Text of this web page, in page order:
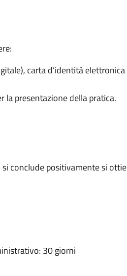
carta d’identità elettronica
presentazione della pratica.
conclude positivamente si
30 giorni